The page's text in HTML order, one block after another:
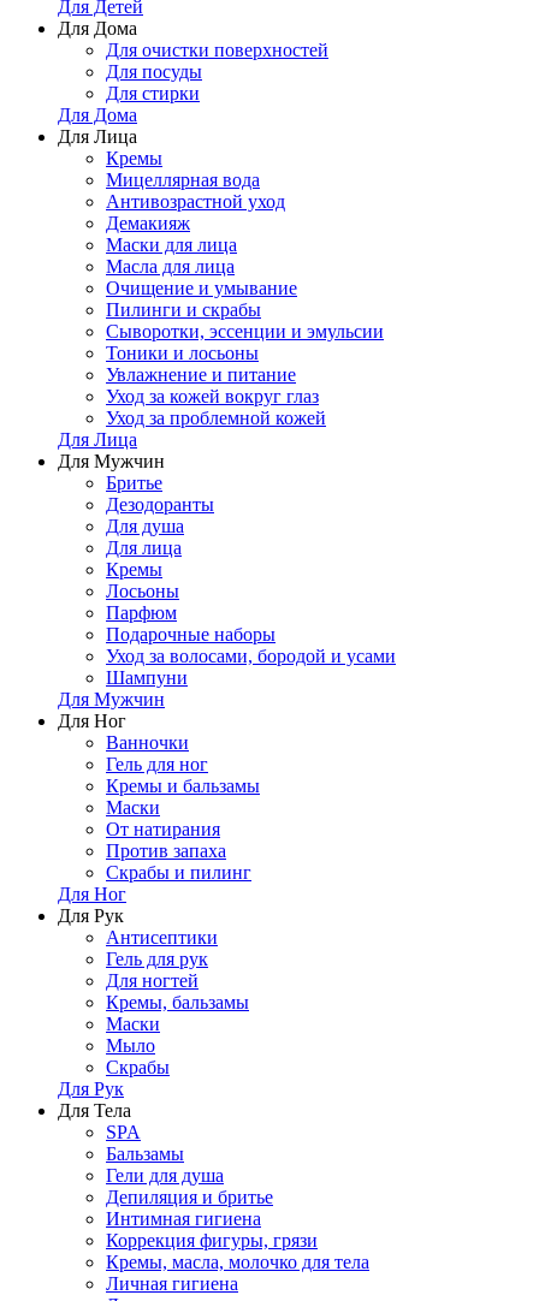
Для Детей
Для Дома
Для очистки поверхностей
Для посуды
Для стирки
Для Дома
Для Лица
Кремы
Мицеллярная вода
Антивозрастной уход
Демакияж
Маски для лица
Масла для лица
Очищение и умывание
Пилинги и скрабы
Сыворотки, эссенции и эмульсии
Тоники и лосьоны
Увлажнение и питание
Уход за кожей вокруг глаз
Уход за проблемной кожей
Для Лица
Для Мужчин
Бритье
Дезодоранты
Для душа
Для лица
Кремы
Лосьоны
Парфюм
Подарочные наборы
Уход за волосами, бородой и усами
Шампуни
Для Мужчин
Для Ног
Ванночки
Гель для ног
Кремы и бальзамы
Маски
От натирания
Против запаха
Скрабы и пилинг
Для Ног
Для Рук
Антисептики
Гель для рук
Для ногтей
Кремы, бальзамы
Маски
Мыло
Скрабы
Для Рук
Для Тела
SPA
Бальзамы
Гели для душа
Депиляция и бритье
Интимная гигиена
Коррекция фигуры, грязи
Кремы, масла, молочко для тела
Личная гигиена